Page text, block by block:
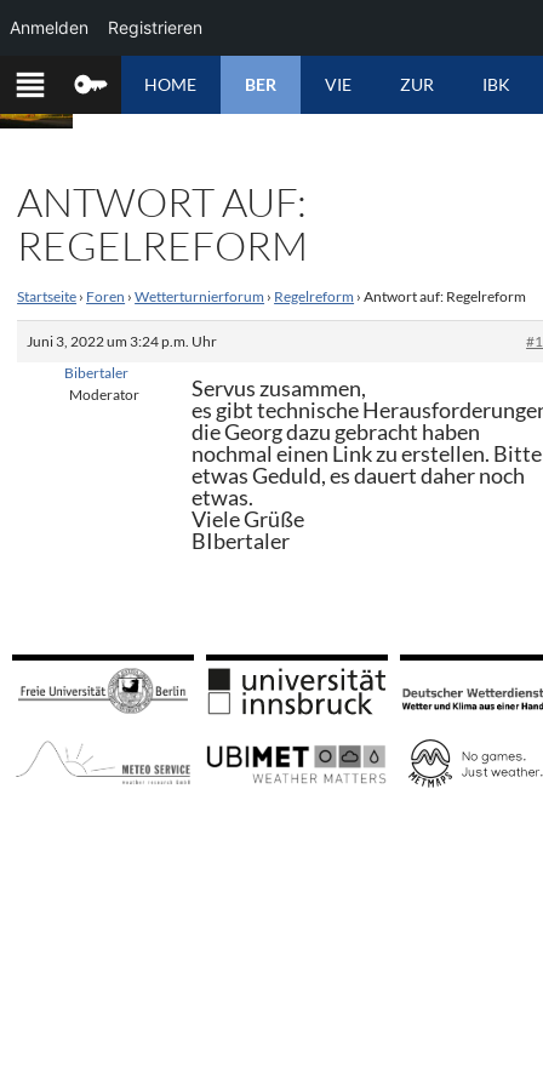
ZUM
INHALT
SPRINGEN
HOME BER VIE ZUR IBK
ANTWORT AUF:
REGELREFORM
Startseite › Foren › Wetterturnierforum › Regelreform › Antwort auf: Regelreform
Juni 3, 2022 um 3:24 p.m. Uhr
Bibertaler
Moderator
Servus zusammen,
es gibt technische
die Georg dazu gebracht haben
nochmal einen Link zu erstellen. Bitte
etwas Geduld, es dauert daher noch
etwas.
Viele Grüße
BIbertaler
Anmelden Registrieren